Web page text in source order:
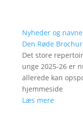
Nyheder og navne
Den Røde
Det store
unge 2025-26 er
allerede kan
hjemmeside
Læs mere